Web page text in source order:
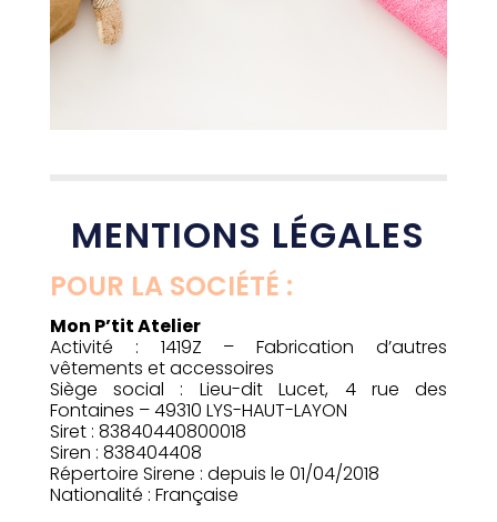
MENTIONS LÉGALES
POUR LA SOCIÉTÉ :
Mon P’tit Atelier
Activité : 1419Z – Fabrication d’autres
vêtements et accessoires
Siège social : Lieu-dit Lucet, 4 rue des
Fontaines – 49310 LYS-HAUT-LAYON
Siret : 83840440800018
Siren : 838404408
Répertoire Sirene : depuis le 01/04/2018
Nationalité : Française